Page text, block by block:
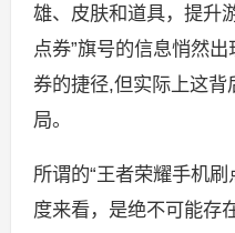
雄、皮肤和道具，提升
点券”旗号的信息悄然
券的捷径,但实际上这背
局。
所谓的“王者荣耀手机
度来看，是绝不可能存